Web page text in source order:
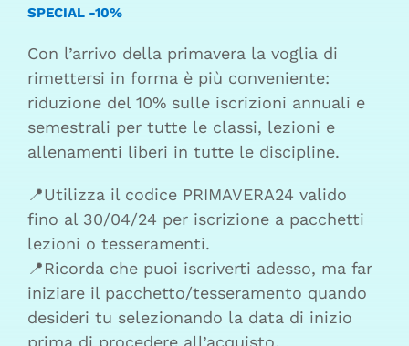
SPECIAL -10%
Con l’arrivo della primavera la voglia di
rimettersi in forma è più conveniente:
riduzione del 10% sulle iscrizioni annuali e
semestrali per tutte le classi, lezioni e
allenamenti liberi in tutte le discipline.
📍Utilizza il codice PRIMAVERA24 valido
fino al 30/04/24 per iscrizione a pacchetti
lezioni o tesseramenti.
📍Ricorda che puoi iscriverti adesso, ma far
iniziare il pacchetto/tesseramento quando
desideri tu selezionando la data di inizio
prima di procedere all’acquisto.